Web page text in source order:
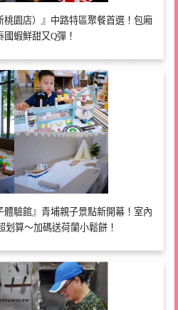
園店）』中路特區聚餐首選！包廂
蝦鮮甜又Q彈！
驗館』青埔親子景點新開幕！室內
算～加碼送荷蘭小鬆餅！